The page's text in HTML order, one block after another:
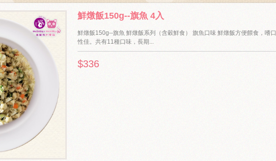
鮮燉飯150g--旗魚 4入
鮮燉飯150g--旗魚 鮮燉飯系列（含穀鮮食） 旗魚口味 鮮燉飯方便餵食，嗜口
性佳。共有11種口味，長期...
$336